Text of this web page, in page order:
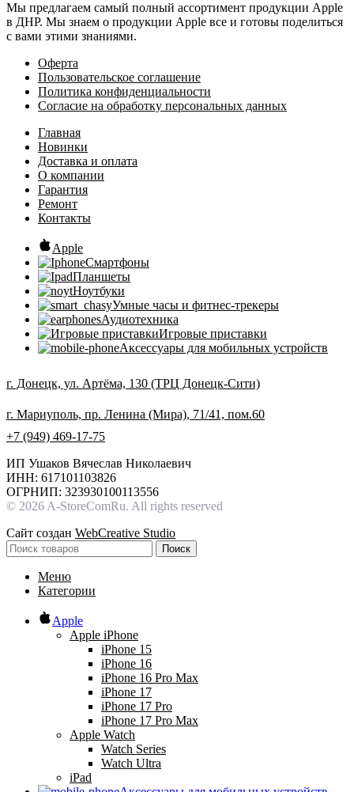
Мы предлагаем самый полный ассортимент продукции Apple
в ДНР. Мы знаем о продукции Apple все и готовы поделиться
с вами этими знаниями.
Оферта
Пользовательское соглашение
Политика конфиденциальности
Согласие на обработку персональных данных
Главная
Новинки
Доставка и оплата
О компании
Гарантия
Ремонт
Контакты
Apple
Смартфоны
Планшеты
Ноутбуки
Умные часы и фитнес-трекеры
Аудиотехника
Игровые приставки
Аксессуары для мобильных устройств
г. Донецк, ул. Артёма, 130 (ТРЦ Донецк-Сити)
г. Мариуполь, пр. Ленина (Мира), 71/41, пом.60
+7 (949) 469-17-75
ИП Ушаков Вячеслав Николаевич
ИНН: 617101103826
ОГРНИП: 323930100113556
© 2026 A-StoreComRu. All rights reserved
Сайт создан WebCreative Studio
Поиск
Меню
Категории
Apple
Apple iPhone
iPhone 15
iPhone 16
iPhone 16 Pro Max
iPhone 17
iPhone 17 Pro
iPhone 17 Pro Max
Apple Watch
Watch Series
Watch Ultra
iPad